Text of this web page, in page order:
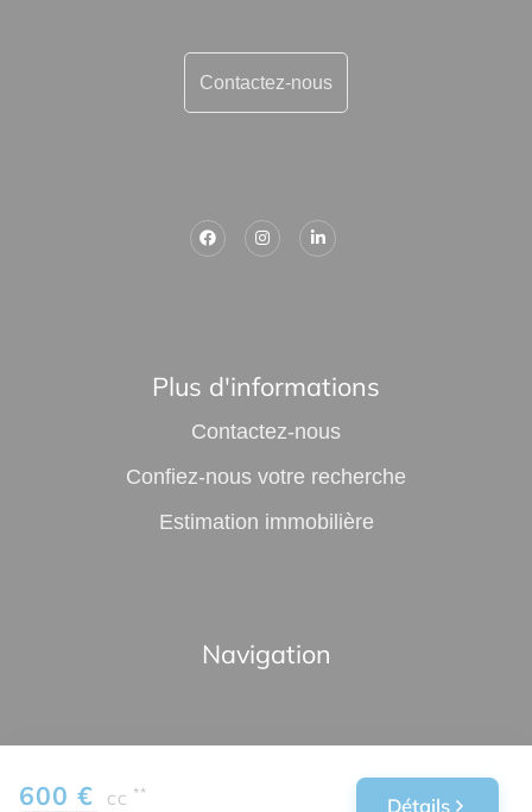
600 € CC **
Détails
Contactez-nous
Plus d'informations
Contactez-nous
Confiez-nous votre recherche
Estimation immobilière
Navigation